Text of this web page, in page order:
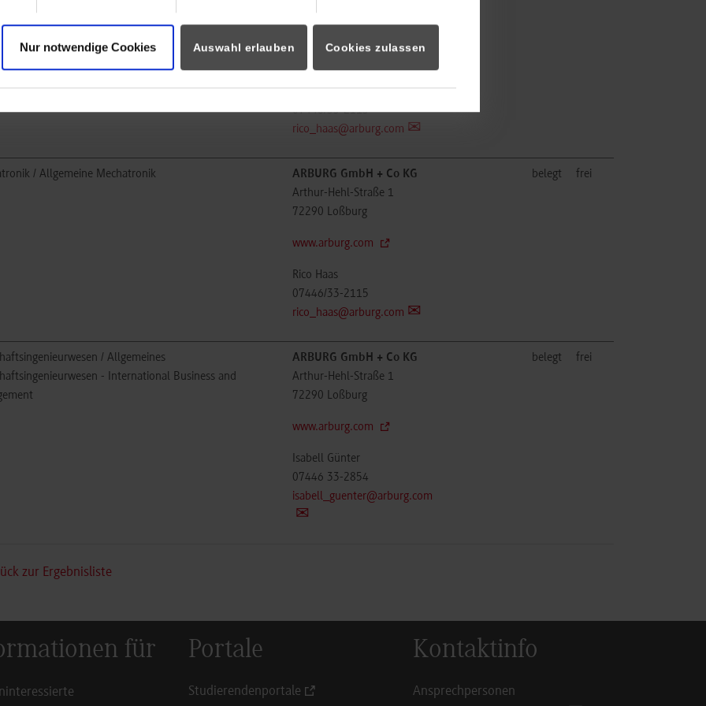
Nur notwendige Cookies Auswahl erlauben Cookies zulassen
72290 Loßburg
Rico Haas
07446/33-2115
rico_haas@arburg.com
/ Allgemeine Mechatronik
ARBURG GmbH + Co KG
Arthur-Hehl-Straße 1
72290 Loßburg
www.arburg.com
Rico Haas
07446/33-2115
rico_haas@arburg.com
belegt frei
/ Allgemeines
- International Business and
ARBURG GmbH + Co KG
Arthur-Hehl-Straße 1
72290 Loßburg
www.arburg.com
Isabell Günter
07446 33-2854
isabell_guenter@arburg.com
belegt frei
zur Ergebnisliste
für Portale
Studierendenportale
Kontaktinfo
Ansprechpersonen